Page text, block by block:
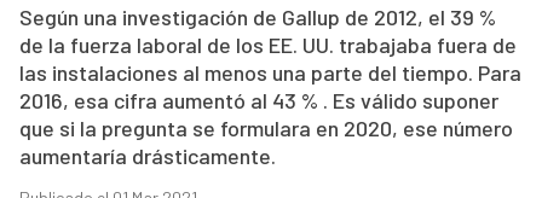
Según una investigación de Gallup de 2012, el 39 %
de la fuerza laboral de los EE. UU. trabajaba fuera de
las instalaciones al menos una parte del tiempo. Para
2016, esa cifra aumentó al 43 % . Es válido suponer
que si la pregunta se formulara en 2020, ese número
aumentaría drásticamente.